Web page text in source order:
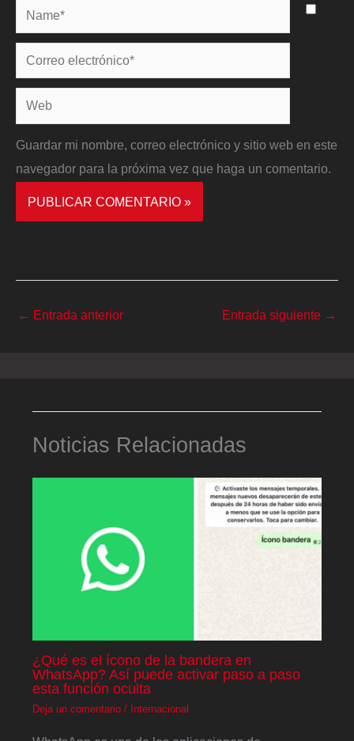
Name*
Correo
electrónico*
Web
Guardar mi nombre, correo electrónico y sitio web en este
navegador para la próxima vez que haga un comentario.
← Entrada anterior Entrada siguiente →
Noticias Relacionadas
¿Qué es el ícono de la bandera en
WhatsApp? Así puede activar paso a paso
esta función oculta
Deja un comentario / Internacional